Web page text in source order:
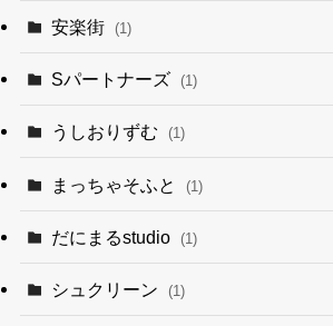
安楽街 (1)
Sパートナーズ (1)
うしおりずむ (1)
まっちゃそふと (1)
だにまるstudio (1)
シュクリーン (1)